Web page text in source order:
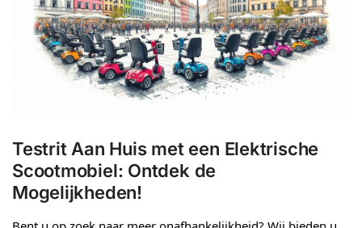
Testrit Aan Huis met een Elektrische
Scootmobiel: Ontdek de
Mogelijkheden!